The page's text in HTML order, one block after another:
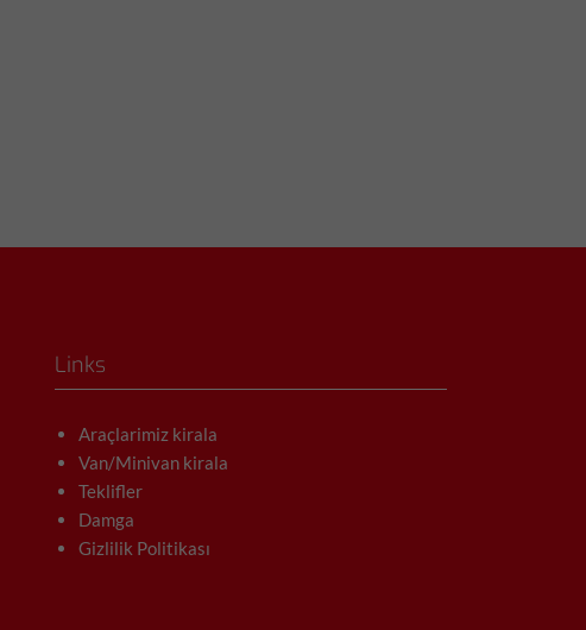
Links
Araçlarimiz kirala
Van/Minivan kirala
Teklifler
Damga
Gizlilik Politikası